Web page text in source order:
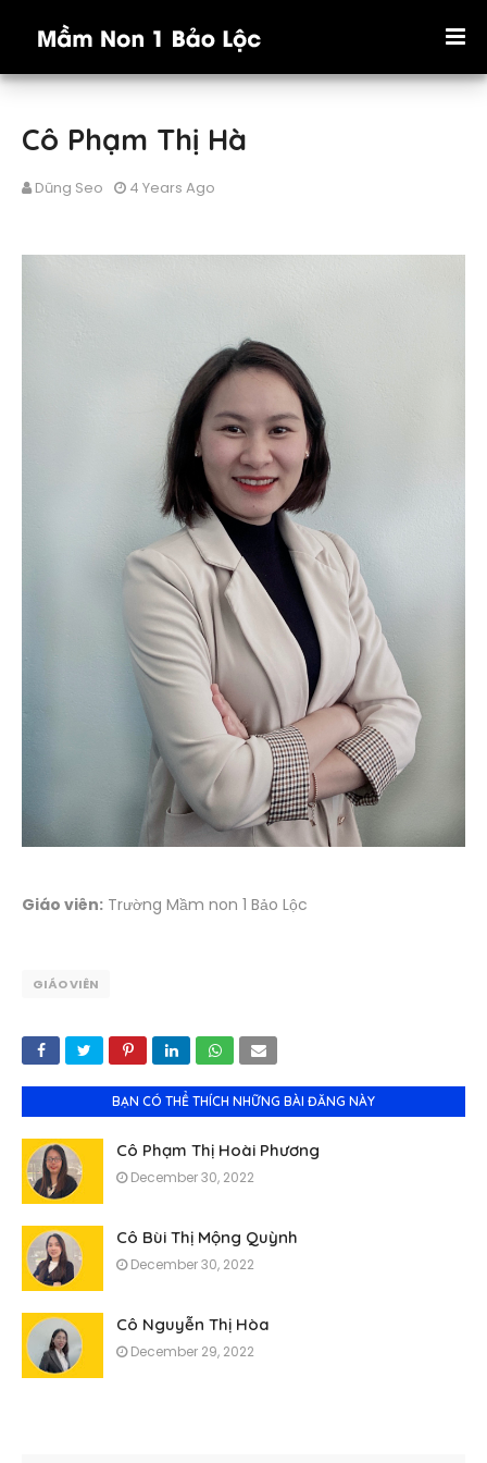
Cô Phạm Thị Hà
Dũng Seo 4 Years Ago
Giáo viên: Trường Mầm non 1 Bảo Lộc
GIÁO VIÊN
BẠN CÓ THỂ THÍCH NHỮNG BÀI ĐĂNG NÀY
Cô Phạm Thị Hoài Phương
December 30, 2022
Cô Bùi Thị Mộng Quỳnh
December 30, 2022
Cô Nguyễn Thị Hòa
December 29, 2022